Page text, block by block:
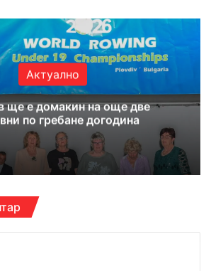
Актуално
ще е домакин на още две
по гребане догодина